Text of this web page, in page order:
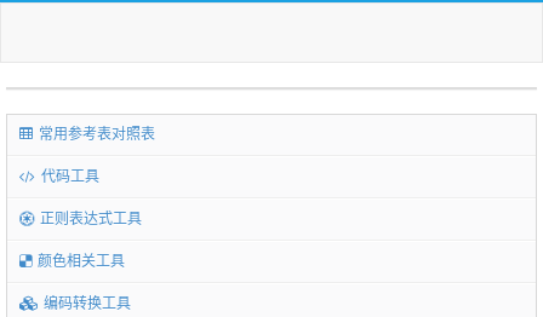
常用参考表对照表
代码工具
正则表达式工具
颜色相关工具
编码转换工具